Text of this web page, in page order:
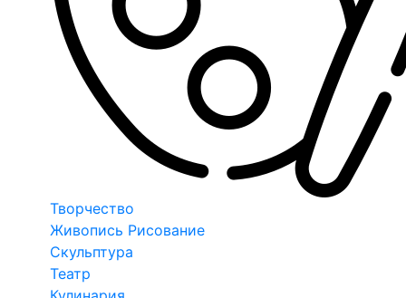
Творчество
Живопись Рисование
Скульптура
Театр